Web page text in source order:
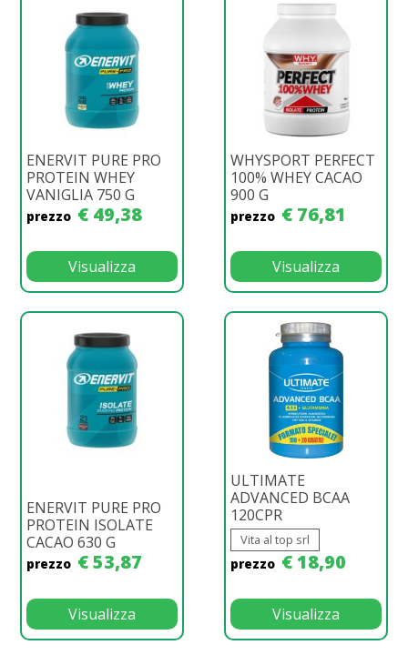
ENERVIT PURE PRO
PROTEIN WHEY
VANIGLIA 750 G
prezzo € 49,38
Visualizza
WHYSPORT PERFECT
100% WHEY CACAO
900 G
prezzo € 76,81
Visualizza
ENERVIT PURE PRO
PROTEIN ISOLATE
CACAO 630 G
prezzo € 53,87
Visualizza
ULTIMATE
ADVANCED BCAA
120CPR
Vita al top srl
prezzo € 18,90
Visualizza